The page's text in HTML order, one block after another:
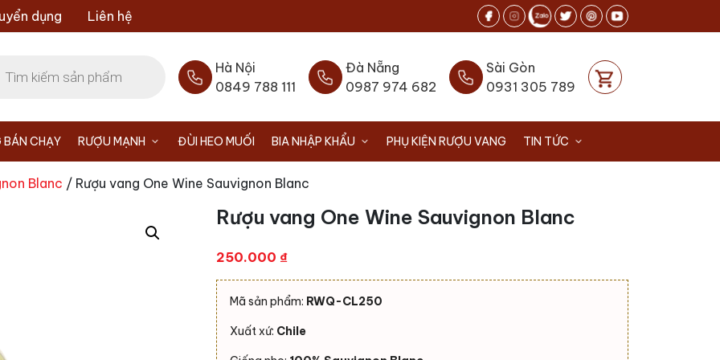
dụng Liên hệ
Hà Nội
0849 788 111
Đà Nẵng
0987 974 682
Sài Gòn
0931 305 789
BÁN CHẠY RƯỢU MẠNH ĐÙI HEO MUỐI BIA NHẬP KHẨU PHỤ KIỆN RƯỢU VANG TIN TỨC
Blanc / Rượu vang One Wine Sauvignon Blanc
Rượu vang One Wine Sauvignon Blanc
250.000 ₫
Mã sản phẩm: RWQ-CL250
Xuất xứ: Chile